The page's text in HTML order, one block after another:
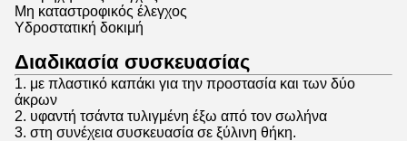
Μη καταστροφικός έλεγχος
Υδροστατική δοκιμή
Διαδικασία συσκευασίας
1. με πλαστικό καπάκι για την προστασία και των δύο
άκρων
2. υφαντή τσάντα τυλιγμένη έξω από τον σωλήνα
3. στη συνέχεια συσκευασία σε ξύλινη θήκη.